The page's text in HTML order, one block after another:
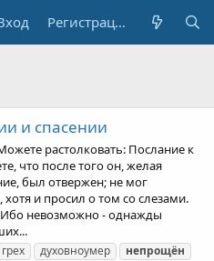
Регистрация
и спасении
растолковать: Послание к
что после того он, желая
был отвержен; не мог
и просил о том со слезами.
Ибо невозможно - однажды
грех духовноумер
непрощён